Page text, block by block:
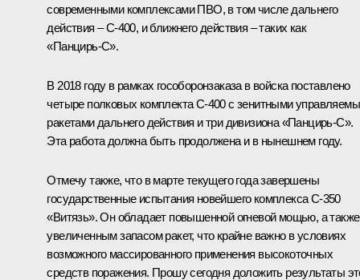
современными комплексами ПВО, в том числе дальнего
действия – С‑400, и ближнего действия – таких как
«Панцирь‑С».
В 2018 году в рамках гособоронзаказа в войска поставлено
четыре полковых комплекта С‑400 с зенитными
ракетами дальнего действия и три дивизиона «Панцирь‑С».
Эта работа должна быть продолжена и в нынешнем году.
Отмечу также, что в марте текущего года завершены
государственные испытания новейшего комплекса С‑350
«Витязь». Он обладает повышенной огневой мощью, а также
увеличенным запасом ракет, что крайне важно в условиях
возможного массированного применения высокоточных
средств поражения. Прошу сегодня доложить результаты